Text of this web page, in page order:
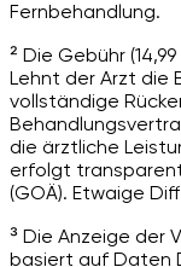
Fernbehandlung.
² Die Gebühr
Lehnt der Arzt die
vollständige
die ärztliche
erfolgt
(GOÄ). Etwaige
³ Die Anzeige der
basiert auf Daten